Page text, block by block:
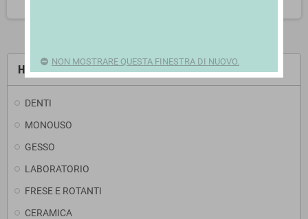
HOME
DENTI
MONOUSO
GESSO
LABORATORIO
FRESE E ROTANTI
CERAMICA
NON MOSTRARE QUESTA FINESTRA DI NUOVO.